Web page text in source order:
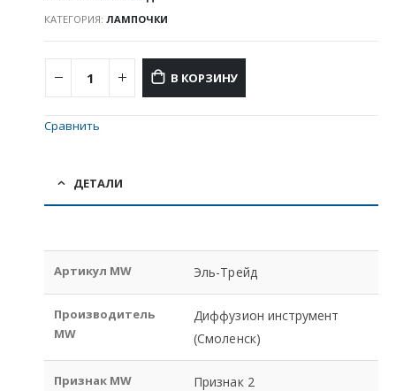
КАТЕГОРИЯ: ЛАМПОЧКИ
В КОРЗИНУ
Сравнить
ДЕТАЛИ
Артикул MW Эль-Трейд
Производитель
MW
Диффузион инструмент
(Смоленск)
Признак MW Признак 2